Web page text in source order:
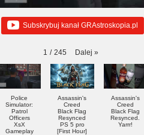
Subskrybuj kanał GRAstroskopia.pl
1 / 245 Dalej »
Police
Simulator:
Patrol
Officers
XsX
Gameplay
Assassin's
Creed
Black Flag
Resynced
PS 5 pro
[First Hour]
Assassin's
Creed
Black Flag
Resynced.
Yarrr!